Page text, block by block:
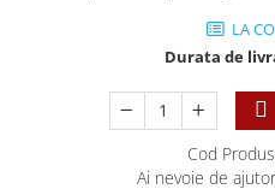
Viata de familie
Harfe / Partituri
Obiecte decorative
LA
Durata de
Cod
Ai nevoie de